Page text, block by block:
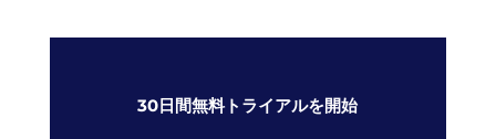
30日間無料トライアルを開始